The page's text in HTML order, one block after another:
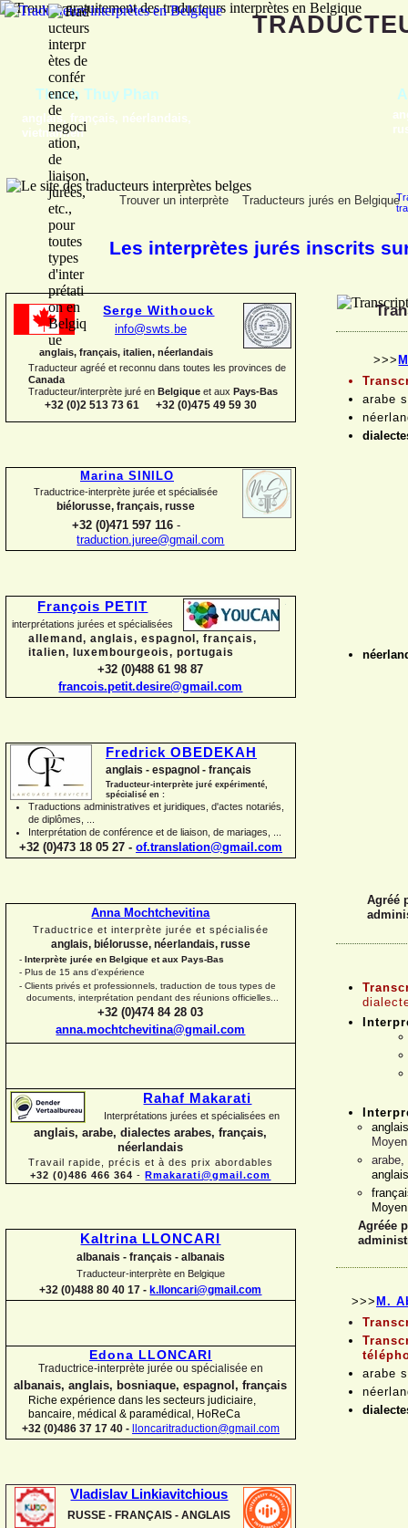
Serge Withouck
info@swts.be
anglais, français, italien, néerlandais
Traducteur agréé et reconnu dans toutes les provinces de
Canada
Traducteur/interprète juré en Belgique et aux Pays-Bas
+32 (0)2 513 73 61 +32 (0)475 49 59 30
Marina SINILO
Traductrice-interprète jurée et spécialisée
biélorusse, français, russe
+32 (0)471 597 116 -
traduction.juree@gmail.com
François PETIT
interprétations jurées et spécialisées
allemand, anglais, espagnol, français,
italien, luxembourgeois, portugais
+32 (0)488 61 98 87
francois.petit.desire@gmail.com
Fredrick OBEDEKAH
anglais - espagnol - français
Traducteur-interprète juré expérimenté,
spécialisé en :
Traductions administratives et juridiques, d'actes notariés,
de diplômes, ...
Interprétation de conférence et de liaison, de mariages, ...
+32 (0)473 18 05 27 - of.translation@gmail.com
Anna Mochtchevitina
Traductrice et interprète jurée et spécialisée
anglais, biélorusse, néerlandais, russe
- Interprète jurée en Belgique et aux Pays-Bas
- Plus de 15 ans d'expérience
- Clients privés et professionnels, traduction de tous types de
documents, interprétation pendant des réunions officielles...
+32 (0)474 84 28 03
anna.mochtchevitina@gmail.com
Rahaf Makarati
Interprétations jurées et spécialisées en
anglais, arabe, dialectes arabes, français,
néerlandais
Travail rapide, précis et à des prix abordables
+32 (0)486 466 364 - Rmakarati@gmail.com
Kaltrina LLONCARI
albanais - français - albanais
Traducteur-interprète en Belgique
+32 (0)488 80 40 17 - k.lloncari@gmail.com
Edona LLONCARI
Traductrice-interprète jurée ou spécialisée en
albanais, anglais, bosniaque, espagnol, français
Riche expérience dans les secteurs judiciaire,
bancaire, médical & paramédical, HoReCa
+32 (0)486 37 17 40 -
lloncaritraduction@gmail.com
Vladislav Linkiavitchious
RUSSE - FRANÇAIS - ANGLAIS
français, néerlandais
Trouver un interprète Traducteurs jurés en Belgique
Les interprètes jurés inscrits
>>>
arabe
Agréé
arabe,
Agréée
>>> M.
arabe